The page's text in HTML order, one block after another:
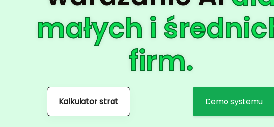
małych i
firm.
Kalkulator strat Demo systemu